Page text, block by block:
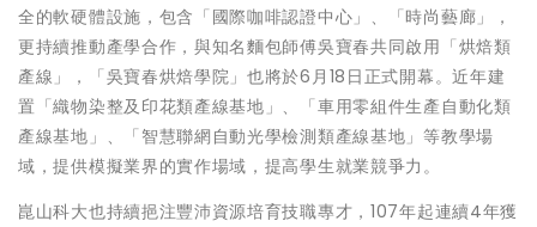
全的軟硬體設施，包含「國際咖啡認證中心」、「時尚藝廊」，
更持續推動產學合作，與知名麵包師傅吳寶春共同啟用「烘焙類
產線」，「吳寶春烘焙學院」也將於6月18日正式開幕。近年建
置「織物染整及印花類產線基地」、「車用零組件生產自動化類
產線基地」、「智慧聯網自動光學檢測類產線基地」等教學場
域，提供模擬業界的實作場域，提高學生就業競爭力。
崑山科大也持續挹注豐沛資源培育技職專才，107年起連續4年獲